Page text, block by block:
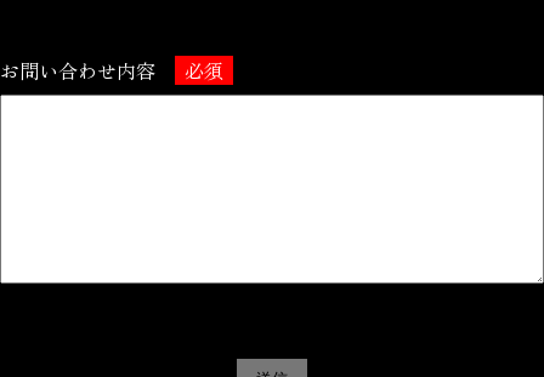
お問い合わせ内容 必須